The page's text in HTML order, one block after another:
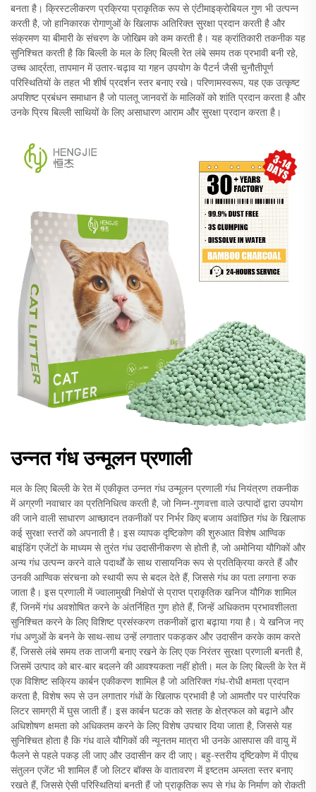
बनता है। क्रिस्टलीकरण प्रक्रिया प्राकृतिक रूप से एंटीमाइक्रोबियल गुण भी उत्पन्न
करती है, जो हानिकारक रोगाणुओं के खिलाफ अतिरिक्त सुरक्षा प्रदान करती है और
संक्रमण या बीमारी के संचरण के जोखिम को कम करती है। यह क्रांतिकारी तकनीक यह
सुनिश्चित करती है कि बिल्ली के मल के लिए बिल्ली रेत लंबे समय तक प्रभावी बनी रहे,
उच्च आर्द्रता, तापमान में उतार-चढ़ाव या गहन उपयोग के पैटर्न जैसी चुनौतीपूर्ण
परिस्थितियों के तहत भी शीर्ष प्रदर्शन स्तर बनाए रखे। परिणामस्वरूप, यह एक उत्कृष्ट
अपशिष्ट प्रबंधन समाधान है जो पालतू जानवरों के मालिकों को शांति प्रदान करता है और
उनके प्रिय बिल्ली साथियों के लिए असाधारण आराम और सुरक्षा प्रदान करता है।
उन्नत गंध उन्मूलन प्रणाली
मल के लिए बिल्ली के रेत में एकीकृत उन्नत गंध उन्मूलन प्रणाली गंध नियंत्रण तकनीक
में अग्रणी नवाचार का प्रतिनिधित्व करती है, जो निम्न-गुणवत्ता वाले उत्पादों द्वारा उपयोग
की जाने वाली साधारण आच्छादन तकनीकों पर निर्भर किए बजाय अवांछित गंध के खिलाफ
कई सुरक्षा स्तरों को अपनाती है। इस व्यापक दृष्टिकोण की शुरुआत विशेष आण्विक
बाइंडिंग एजेंटों के माध्यम से तुरंत गंध उदासीनीकरण से होती है, जो अमोनिया यौगिकों और
अन्य गंध उत्पन्न करने वाले पदार्थों के साथ रासायनिक रूप से प्रतिक्रिया करते हैं और
उनकी आण्विक संरचना को स्थायी रूप से बदल देते हैं, जिससे गंध का पता लगाना रुक
जाता है। इस प्रणाली में ज्वालामुखी निक्षेपों से प्राप्त प्राकृतिक खनिज यौगिक शामिल
हैं, जिनमें गंध अवशोषित करने के अंतर्निहित गुण होते हैं, जिन्हें अधिकतम प्रभावशीलता
सुनिश्चित करने के लिए विशिष्ट प्रसंस्करण तकनीकों द्वारा बढ़ाया गया है। ये खनिज नए
गंध अणुओं के बनने के साथ-साथ उन्हें लगातार पकड़कर और उदासीन करके काम करते
हैं, जिससे लंबे समय तक ताजगी बनाए रखने के लिए एक निरंतर सुरक्षा प्रणाली बनती है,
जिसमें उत्पाद को बार-बार बदलने की आवश्यकता नहीं होती। मल के लिए बिल्ली के रेत में
एक विशिष्ट सक्रिय कार्बन एकीकरण शामिल है जो अतिरिक्त गंध-रोधी क्षमता प्रदान
करता है, विशेष रूप से उन लगातार गंधों के खिलाफ प्रभावी है जो आमतौर पर पारंपरिक
लिटर सामग्री में घुस जाती हैं। इस कार्बन घटक को सतह के क्षेत्रफल को बढ़ाने और
अधिशोषण क्षमता को अधिकतम करने के लिए विशेष उपचार दिया जाता है, जिससे यह
सुनिश्चित होता है कि गंध वाले यौगिकों की न्यूनतम मात्रा भी उनके आसपास की वायु में
फैलने से पहले पकड़ ली जाए और उदासीन कर दी जाए। बहु-स्तरीय दृष्टिकोण में पीएच
संतुलन एजेंट भी शामिल हैं जो लिटर बॉक्स के वातावरण में इष्टतम अम्लता स्तर बनाए
रखते हैं, जिससे ऐसी परिस्थितियां बनती हैं जो प्राकृतिक रूप से गंध के निर्माण को रोकती